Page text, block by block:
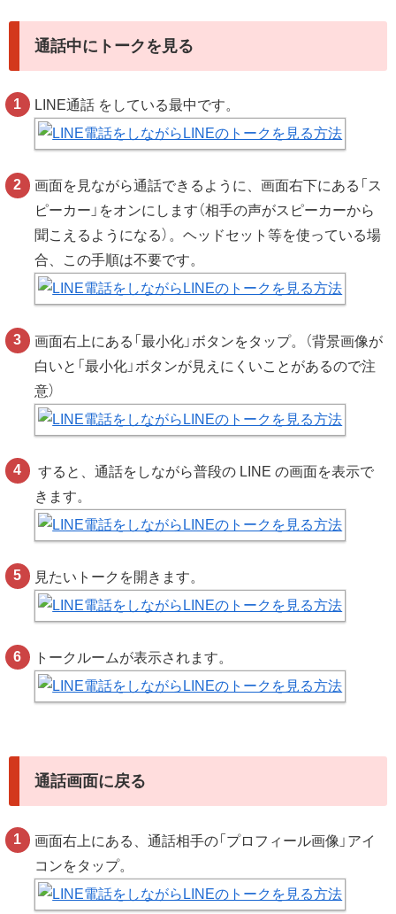
通話中にトークを見る
LINE通話 をしている最中です。
画面を見ながら通話できるように、画面右下にある「ス
ピーカー」をオンにします（相手の声がスピーカーから
聞こえるようになる）。ヘッドセット等を使っている場
合、この手順は不要です。
画面右上にある「最小化」ボタンをタップ。（背景画像が
白いと「最小化」ボタンが見えにくいことがあるので注
意）
すると、通話をしながら普段の LINE の画面を表示で
きます。
見たいトークを開きます。
トークルームが表示されます。
通話画面に戻る
画面右上にある、通話相手の「プロフィール画像」アイ
コンをタップ。